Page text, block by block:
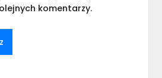
komentarzy.